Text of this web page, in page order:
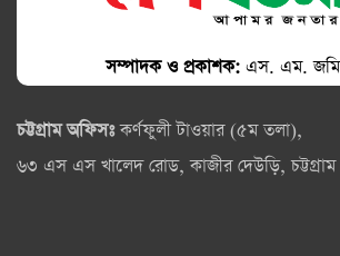
সম্পাদক ও প্রকাশক: এস. এম.
চট্টগ্রাম অফিসঃকর্ণফুলী টাওয়ার (৫ম তলা),
৬৩ এস এস খালেদ রোড, কাজীর দেউড়ি, চট্টগ্রাম।